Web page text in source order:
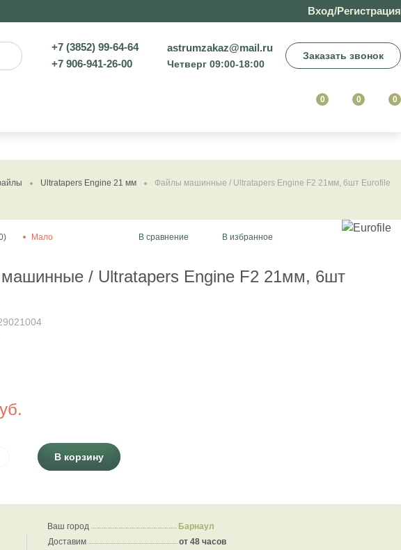
Вход/Регистрация
+7 (3852) 99-64-64
+7 906-941-26-00
astrumzakaz@mail.ru
Четверг 09:00-18:00
Заказать звонок
0 0 0
Ultratapers Engine 21 мм Файлы машинные / Ultratapers Engine F2 21мм, 6шт Eurofile
Мало В сравнение В избранное
/ Ultratapers Engine F2 21мм, 6шт
В корзину
Ваш город
Барнаул
Доставим
от 48 часов